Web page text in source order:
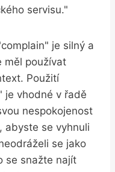
servisu."
je silný a
měl používat
Použití
je vhodné v řadě
nespokojenost
abyste se vyhnuli
se jako
se snažte najít